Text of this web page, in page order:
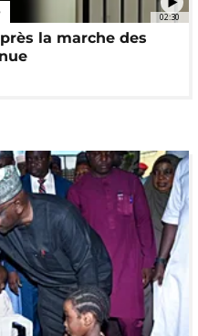
02:30
la marche des